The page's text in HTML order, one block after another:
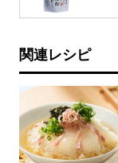
関連レシピ